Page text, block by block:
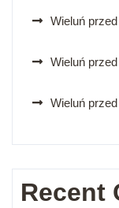
Wieluń
Wieluń
Wieluń
Recent